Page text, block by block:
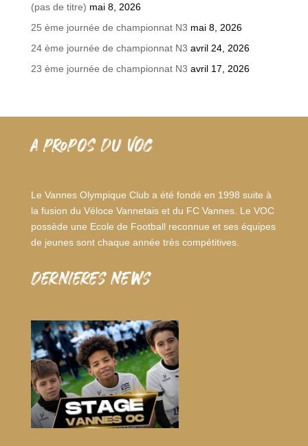
(pas de titre) mai 8, 2026
25 ème journée de championnat N3 mai 8, 2026
24 ème journée de championnat N3 avril 24, 2026
23 ème journée de championnat N3 avril 17, 2026
A PROPOS DU VOC
Le Vannes Olympique Club a été fondé en 1998 suite à
la fusion du Véloce Vannetais et du FC Vannes. Le VOC
possède une Ecole de Football reconnue et ses équipes
de jeunes sont chaque année très compétitives.
dernieres news